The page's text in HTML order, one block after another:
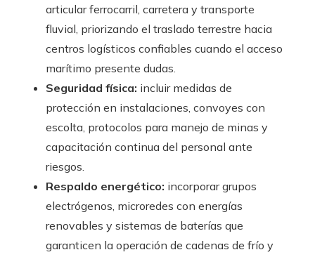
articular ferrocarril, carretera y transporte
fluvial, priorizando el traslado terrestre hacia
centros logísticos confiables cuando el acceso
marítimo presente dudas.
Seguridad física: incluir medidas de
protección en instalaciones, convoyes con
escolta, protocolos para manejo de minas y
capacitación continua del personal ante
riesgos.
Respaldo energético: incorporar grupos
electrógenos, microredes con energías
renovables y sistemas de baterías que
garanticen la operación de cadenas de frío y